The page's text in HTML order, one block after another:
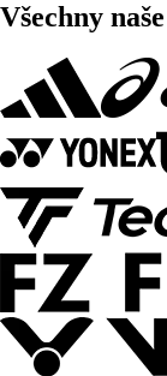
Všechny